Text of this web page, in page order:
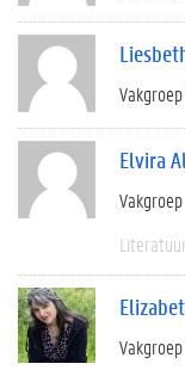
Elvira